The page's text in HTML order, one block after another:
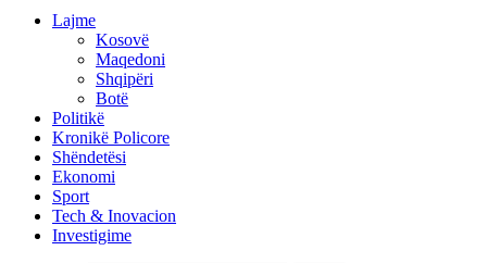
Lajme
Kosovë
Maqedoni
Shqipëri
Botë
Politikë
Kronikë Policore
Shëndetësi
Ekonomi
Sport
Tech & Inovacion
Investigime